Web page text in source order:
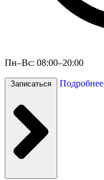
Пн–Вс: 08:00–20:00
Записаться Подробнее